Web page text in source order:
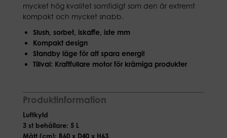
mycket hög kvalitet samtidigt som den är extremt
kompakt och mycket snabb.
Slush, sorbet, iskaffe, iste mm
Kompakt design
Standby läge för att spara energi!
Tillval: Kraftfullare motor för krämiga produkter
Produktinformation
Luftkyld
3 st behållare: 5 L
Mått (cm): B60 x D40 x H63